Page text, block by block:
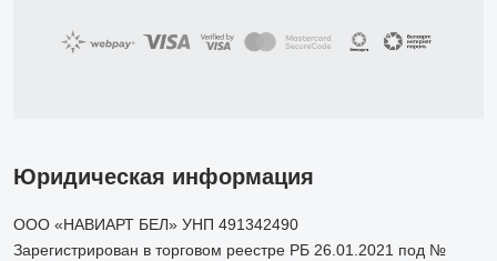
Юридическая информация
ООО «НАВИАРТ БЕЛ» УНП 491342490
Зарегистрирован в торговом реестре РБ 26.01.2021 под №